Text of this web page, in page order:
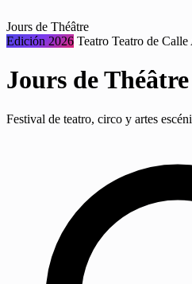
Jours de Théâtre
Edición 2026 Teatro Teatro de Calle
Jours de
Festival de teatro, circo y artes